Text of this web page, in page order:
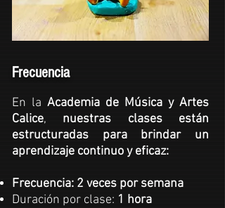
Frecuencia
En la Academia de Música y Artes
Calice, nuestras clases están
estructuradas para brindar un
aprendizaje continuo y eficaz:
Frecuencia: 2 veces por semana
Duración por clase: 1 hora